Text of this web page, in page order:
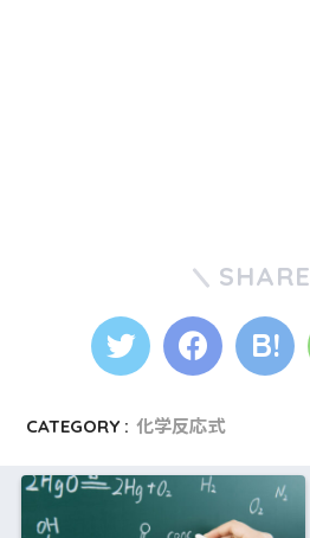
SHARE
CATEGORY : 化学反応式